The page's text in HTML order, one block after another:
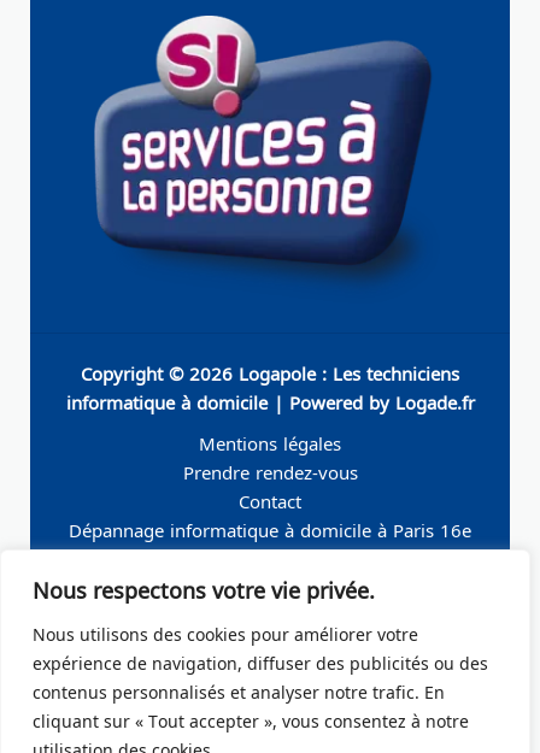
Nous respectons votre vie privée.
Nous utilisons des cookies pour améliorer votre
expérience de navigation, diffuser des publicités ou des
contenus personnalisés et analyser notre trafic. En
cliquant sur « Tout accepter », vous consentez à notre
utilisation des cookies.
Copyright © 2026 Logapole : Les techniciens
informatique à domicile | Powered by Logade.fr
Mentions légales
Prendre rendez-vous
Contact
Dépannage informatique à domicile à Paris 16e
Seine
Perret
Dépannage informatique à domicile à Paris 19e
Dépannage informatique à domicile à Paris 17e
Dépannage informatique à domicile – Boulogne-